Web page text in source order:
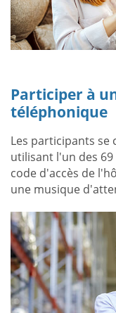
Participer à
téléphonique
Les participants se
utilisant l'un des
code d'accès de
une musique